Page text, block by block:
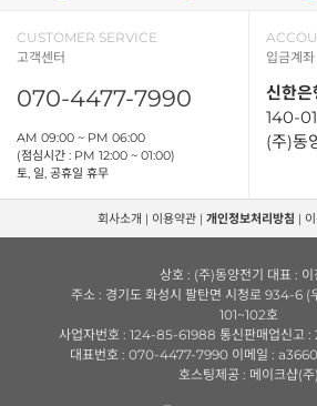
CUSTOMER SERVICE
고객센터
070-4477-7990
AM 09:00 ~ PM 06:00
(점심시간 : PM 12:00 ~ 01:00)
토, 일, 공휴일 휴무
입금계좌
신한은
140-
(주)동
회사소개 | 이용약관 | 개인정보처리방침 |
상호 : (주)동양전기 대표 : 이
주소 : 경기도 화성시 팔탄면 시청로 934-6 (
101~102호
사업자번호 : 124-85-61988 통신판매업신고
대표번호 : 070-4477-7990 이메일 :
호스팅제공 : 메이크샵(주)